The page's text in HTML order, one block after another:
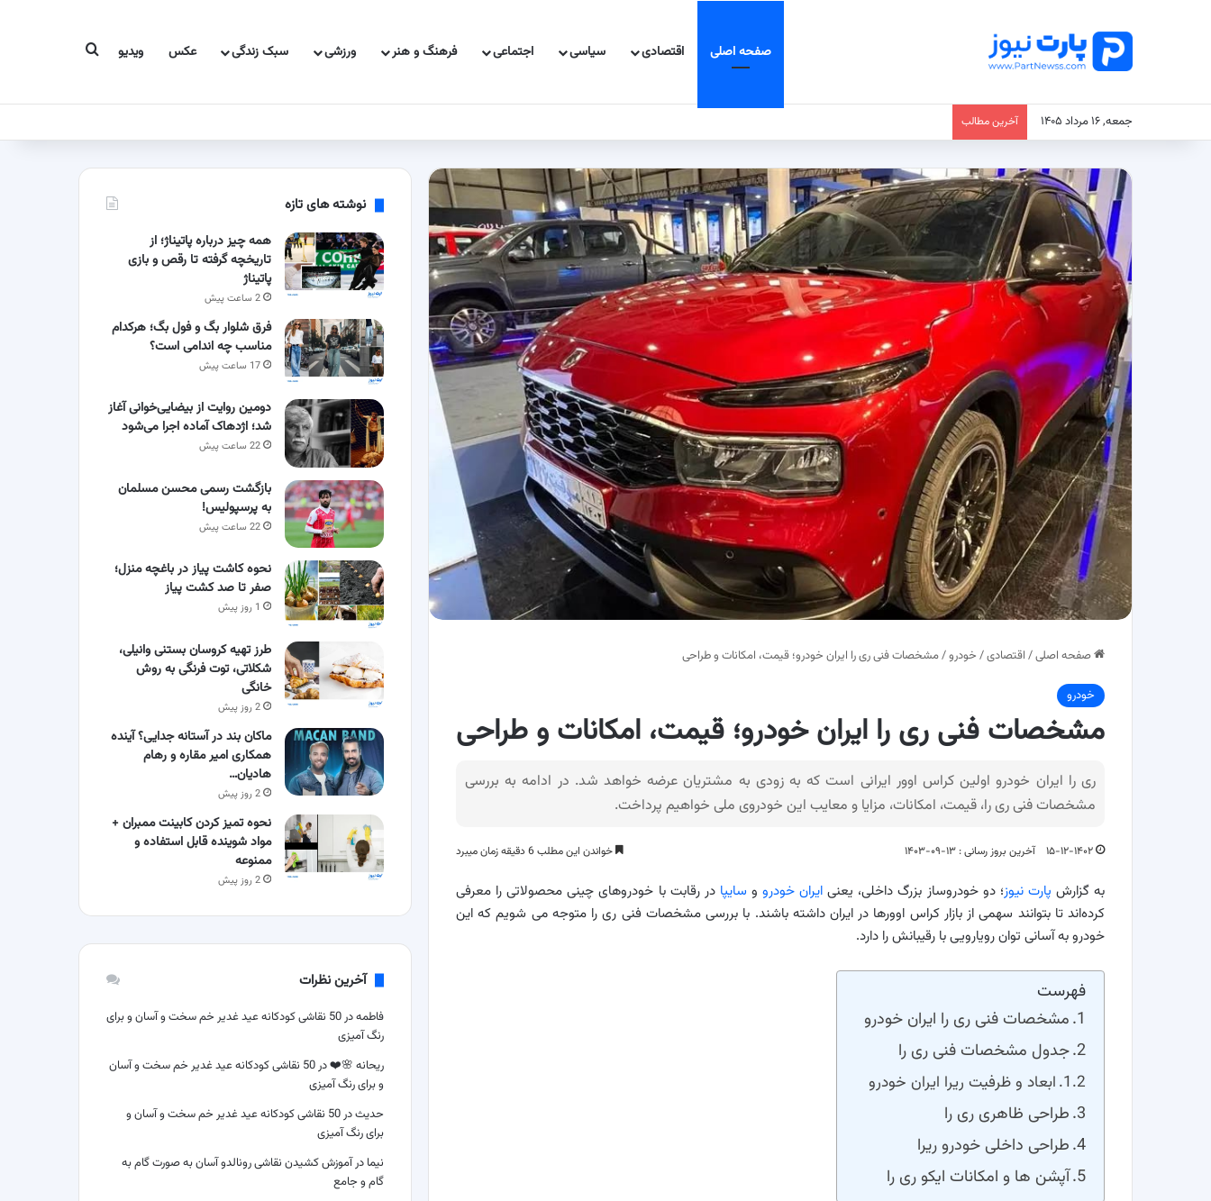
صفحه اصلی اقتصادی سیاسی اجتماعی فرهنگ و هنر ورزشی سبک زندگی عکس ویدیو جستجو برای
جمعه, ۱۶ مرداد ۱۴۰۵ آخرین مطالب
صفحه اصلی/ اقتصادی/ خودرو/مشخصات فنی ری را ایران خودرو؛ قیمت، امکانات و طراحی
خودرو
مشخصات فنی ری را ایران خودرو؛ قیمت، امکانات و طراحی
ری را ایران خودرو اولین کراس اوور ایرانی است که به زودی به مشتریان عرضه خواهد شد. در ادامه به بررسی
مشخصات فنی ری را، قیمت، امکانات، مزایا و معایب این خودروی ملی خواهیم پرداخت.
۱۵-۱۲-۱۴۰۲ آخرین بروز رسانی : ۱۳-۰۹-۱۴۰۳ خواندن این مطلب 6 دقیقه زمان میبرد
به گزارش پارت نیوز؛ دو خودروساز بزرگ داخلی، یعنی ایران خودروو سایپا در رقابت با خودروهای چینی محصولاتی را معرفی
کرده‌اند تا بتوانند سهمی از بازار کراس اوورها در ایران داشته باشند. با بررسی مشخصات فنی ری را متوجه می شویم که این
خودرو به آسانی توان رویارویی با رقیبانش را دارد.
فهرست
مشخصات فنی ری را ایران خودرو
جدول مشخصات فنی ری را
ابعاد و ظرفیت ‌ریرا ایران خودرو
طراحی ظاهری ری را
طراحی داخلی خودرو ریرا
آپشن ها و امکانات ایکو ری را
نوشته های تازه
همه چیز درباره پاتیناژ؛ از
تاریخچه گرفته تا رقص و بازی
پاتیناژ
2 ساعت پیش
فرق شلوار بگ و فول بگ؛ هرکدام
مناسب چه اندامی است؟
17 ساعت پیش
دومین روایت از بیضایی‌خوانی آغاز
شد؛ اژدهاک آماده اجرا می‌شود
22 ساعت پیش
بازگشت رسمی محسن مسلمان
به پرسپولیس!
22 ساعت پیش
نحوه کاشت پیاز در باغچه منزل؛
صفر تا صد کشت پیاز
1 روز پیش
طرز تهیه کروسان بستنی وانیلی،
شکلاتی، توت فرنگی به روش
خانگی
2 روز پیش
ماکان بند در آستانه جدایی؟ آینده
همکاری امیر مقاره و رهام
هادیان…
2 روز پیش
نحوه تمیز کردن کابینت ممبران +
مواد شوینده قابل استفاده و
ممنوعه
2 روز پیش
آخرین نظرات
فاطمهدر
50 نقاشی کودکانه عید غدیر خم سخت و آسان و برای
رنگ آمیزی
ریحانه 🌸❤️در
50 نقاشی کودکانه عید غدیر خم سخت و آسان
و برای رنگ آمیزی
حدیثدر
50 نقاشی کودکانه عید غدیر خم سخت و آسان و
برای رنگ آمیزی
نیما درآموزش کشیدن نقاشی رونالدو آسان به صورت گام به
گام و جامع